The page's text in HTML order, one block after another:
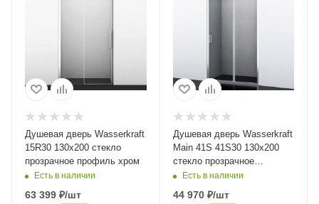
Душевая дверь Wasserkraft
15R30 130х200 стекло
прозрачное профиль хром
Есть в наличии
63 399 ₽/шт
Душевая дверь Wasserkraft
Main 41S 41S30 130х200
стекло прозрачное
профиль хром
Есть в наличии
44 970₽/шт